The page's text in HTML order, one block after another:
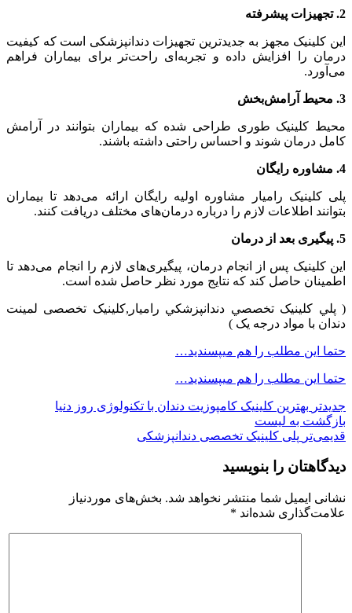
2. تجهیزات پیشرفته
این کلینیک مجهز به جدیدترین تجهیزات دندانپزشکی است که کیفیت
درمان را افزایش داده و تجربه‌ای راحت‌تر برای بیماران فراهم
می‌آورد.
3. محیط آرامش‌بخش
محیط کلینیک طوری طراحی شده که بیماران بتوانند در آرامش
کامل درمان شوند و احساس راحتی داشته باشند.
4. مشاوره رایگان
پلی کلینیک رامیار مشاوره اولیه رایگان ارائه می‌دهد تا بیماران
بتوانند اطلاعات لازم را درباره درمان‌های مختلف دریافت کنند.
5. پیگیری بعد از درمان
این کلینیک پس از انجام درمان، پیگیری‌های لازم را انجام می‌دهد تا
اطمینان حاصل کند که نتایج مورد نظر حاصل شده است.
( پلي کلينیک تخصصي دندانپزشکي راميار,کلینیک تخصصی لمینت
دندان با مواد درجه یک )
حتما این مطلب را هم میپسندید…
حتما این مطلب را هم میپسندید…
جدیدتر بهترین کلینیک کامپوزیت دندان با تکنولوژی روز دنیا
بازگشت به لیست
قدیمی‌تر پلی کلينیک تخصصی دندانپزشکی
دیدگاهتان را بنویسید
نشانی ایمیل شما منتشر نخواهد شد. بخش‌های موردنیاز
علامت‌گذاری شده‌اند *